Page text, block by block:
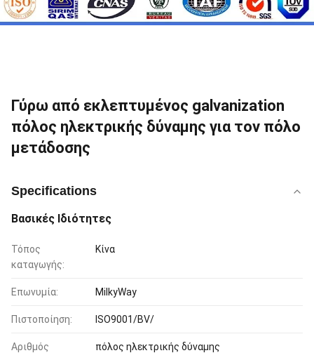
Γύρω από εκλεπτυμένος galvanization
πόλος ηλεκτρικής δύναμης για τον πόλο
μετάδοσης
Specifications
Βασικές Ιδιότητες
Τόπος
καταγωγής:
Κίνα
Επωνυμία: MilkyWay
Πιστοποίηση: ISO9001/BV/
Αριθμός
πόλος ηλεκτρικής δύναμης